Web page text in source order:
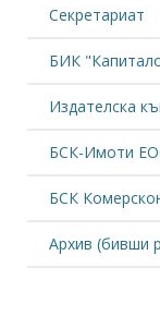
Секретариат
БИК
Издателска
БСК-Имоти
БСК
Архив (бивши